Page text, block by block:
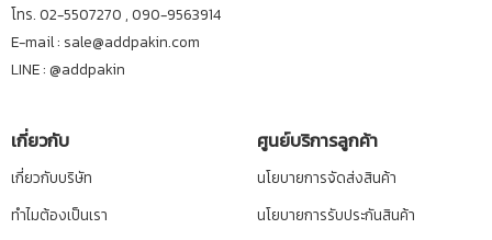
โทร. 02-5507270 , 090-9563914
E-mail : sale@addpakin.com
LINE : @addpakin
เกี่ยวกับ
เกี่ยวกับบริษัท
ทำไมต้องเป็นเรา
ศูนย์บริการลูกค้า
นโยบายการจัดส่งสินค้า
นโยบายการรับประกันสินค้า